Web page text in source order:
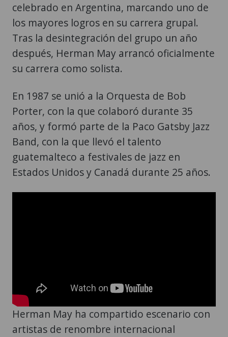
celebrado en Argentina, marcando uno de
los mayores logros en su carrera grupal.
Tras la desintegración del grupo un año
después, Herman May arrancó oficialmente
su carrera como solista.
En 1987 se unió a la Orquesta de Bob
Porter, con la que colaboró durante 35
años, y formó parte de la Paco Gatsby Jazz
Band, con la que llevó el talento
guatemalteco a festivales de jazz en
Estados Unidos y Canadá durante 25 años.
Herman May ha compartido escenario con
artistas de renombre internacional